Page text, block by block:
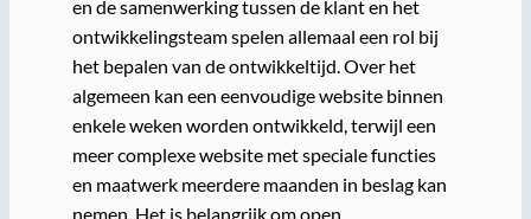
en de samenwerking tussen de klant en het
ontwikkelingsteam spelen allemaal een rol bij
het bepalen van de ontwikkeltijd. Over het
algemeen kan een eenvoudige website binnen
enkele weken worden ontwikkeld, terwijl een
meer complexe website met speciale functies
en maatwerk meerdere maanden in beslag kan
nemen. Het is belangrijk om open